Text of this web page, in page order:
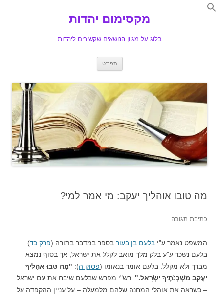
Search
מקסימום יהדות
בלוג על מגוון הנושאים שקשורים ליהדות
תפריט
מה טובו אוהליך יעקב: מי אמר למי?
כתיבת תגובה
המשפט נאמר ע"י בלעם בן בעור בספר במדבר בתורה (פרק כד).
בלעם נשכר ע"ע בלק מלך מואב לקלל את ישראל, אך בסוף נמצא
מברך ולא מקלל. בלעם אומר בנאומו (פסוק ה): "מַה טֹּבוּ אֹהָלֶיךָ
יַעֲקֹב מִשְׁכְּנֹתֶיךָ יִשְׂרָאֵל." . רש"י מפרש שבלעם שיבח את עם ישראל
– כשראה את אוהלי המחנה שלהם מלמעלה – על עניין ההקפדה על